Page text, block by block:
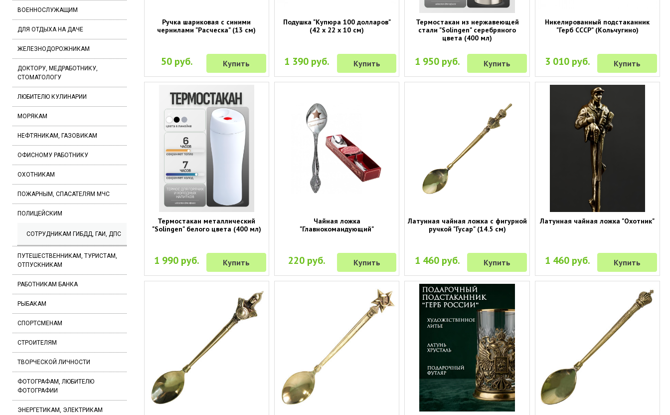
ВОЕННОСЛУЖАЩИМ
ДЛЯ ОТДЫХА НА ДАЧЕ
ЖЕЛЕЗНОДОРОЖНИКАМ
ДОКТОРУ, МЕДРАБОТНИКУ,
СТОМАТОЛОГУ
ЛЮБИТЕЛЮ КУЛИНАРИИ
МОРЯКАМ
НЕФТЯНИКАМ, ГАЗОВИКАМ
ОФИСНОМУ РАБОТНИКУ
ОХОТНИКАМ
ПОЖАРНЫМ, СПАСАТЕЛЯМ МЧС
ПОЛИЦЕЙСКИМ
СОТРУДНИКАМ ГИБДД, ГАИ, ДПС
ПУТЕШЕСТВЕННИКАМ, ТУРИСТАМ,
ОТПУСКНИКАМ
РАБОТНИКАМ БАНКА
РЫБАКАМ
СПОРТСМЕНАМ
СТРОИТЕЛЯМ
ТВОРЧЕСКОЙ ЛИЧНОСТИ
ФОТОГРАФАМ, ЛЮБИТЕЛЮ
ФОТОГРАФИИ
ЭНЕРГЕТИКАМ, ЭЛЕКТРИКАМ
Ручка шариковая с синими
чернилами "Расческа" (13 см)
50 руб. Купить
Подушка "Купюра 100 долларов"
(42 х 22 х 10 см)
1 390 руб. Купить
Термостакан из нержавеющей
стали "Solingen" серебряного
цвета (400 мл)
1 950 руб. Купить
Никелированный подстаканник
"Герб СССР" (Кольчугино)
3 010 руб. Купить
Термостакан металлический
"Solingen" белого цвета (400 мл)
1 990 руб. Купить
Чайная ложка
"Главнокомандующий"
220 руб. Купить
Латунная чайная ложка с фигурной
ручкой "Гусар" (14.5 см)
1 460 руб. Купить
Латунная чайная ложка "Охотник"
1 460 руб. Купить